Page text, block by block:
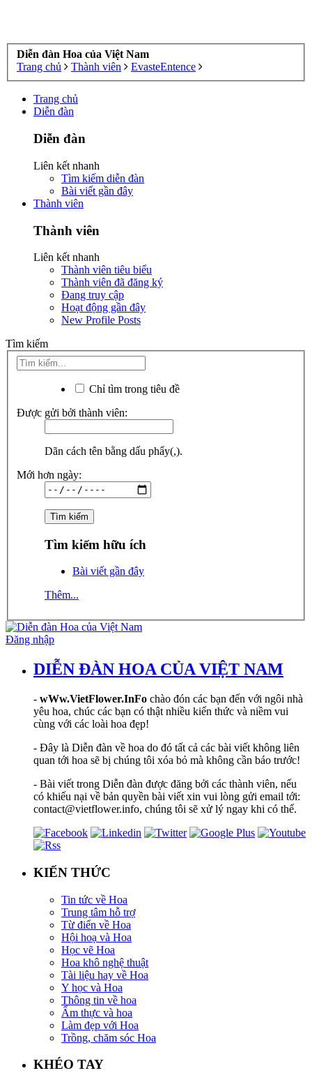
Diễn đàn Hoa của Việt Nam
Trang chủ
Thành viên EvasteEntence
Trang chủ
Diễn đàn
Diễn đàn
Liên kết nhanh
Tìm kiếm diễn đàn
Bài viết gần đây
Thành viên
Thành viên
Liên kết nhanh
Thành viên tiêu biểu
Thành viên đã đăng ký
Đang truy cập
Hoạt động gần đây
New Profile Posts
Tìm kiếm
Chỉ tìm trong tiêu đề
Được gửi bởi thành viên:
Dãn cách tên bằng dấu phẩy(,).
Mới hơn ngày:
Tìm kiếm hữu ích
Bài viết gần đây
Thêm...
Đăng nhập
DIỄN ĐÀN HOA CỦA VIỆT NAM
- wWw.VietFlower.InFo chào đón các bạn đến với ngôi nhà
yêu hoa, chúc các bạn có thật nhiều kiến thức và niềm vui
cùng với các loài hoa đẹp!
- Đây là Diễn đàn về hoa do đó tất cả các bài viết không liên
quan tới hoa sẽ bị chúng tôi xóa bỏ mà không cần báo trước!
- Bài viết trong Diễn đàn được đăng bởi các thành viên, nếu
có khiếu nại về bản quyền bài viết xin vui lòng gửi email tới:
contact@vietflower.info, chúng tôi sẽ xử lý ngay khi có thể.
KIẾN THỨC
Tin tức về Hoa
Trung tâm hỗ trợ
Từ điển về Hoa
Hội hoạ và Hoa
Học vẽ Hoa
Hoa khô nghệ thuật
Tài liệu hay về Hoa
Y học và Hoa
Thông tin về hoa
Ẩm thực và hoa
Làm đẹp với Hoa
Trồng, chăm sóc Hoa
KHÉO TAY